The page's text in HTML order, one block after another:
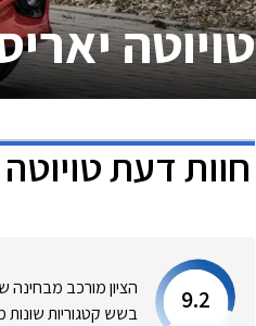
טויוטה
חוות דעת
9.2
הציון מורכב
בשש קטגוריות